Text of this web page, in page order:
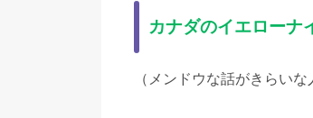
カナダのイエローナ
（メンドウな話がきらい